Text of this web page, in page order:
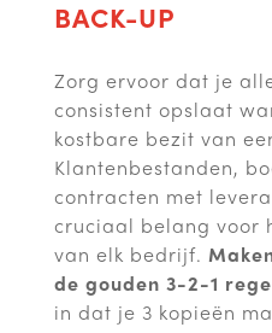
BACK-UP
Zorg ervoor dat je
consistent opslaat
kostbare bezit van
Klantenbestanden,
contracten met
cruciaal belang voor
van elk bedrijf.
de gouden 3-2-1
in dat je 3 kopieën